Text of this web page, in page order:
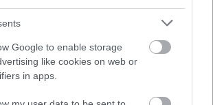
Google to enable storage
like cookies on web or
in apps.